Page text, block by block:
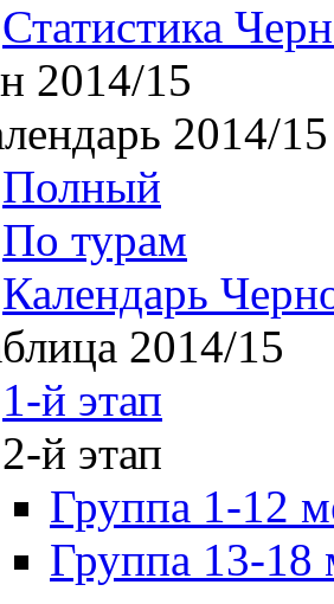
Статистика
2014/15
2014/15
Полный
По турам
Календарь
2014/15
1-й этап
2-й этап
Группа 1-12
Группа 13-18